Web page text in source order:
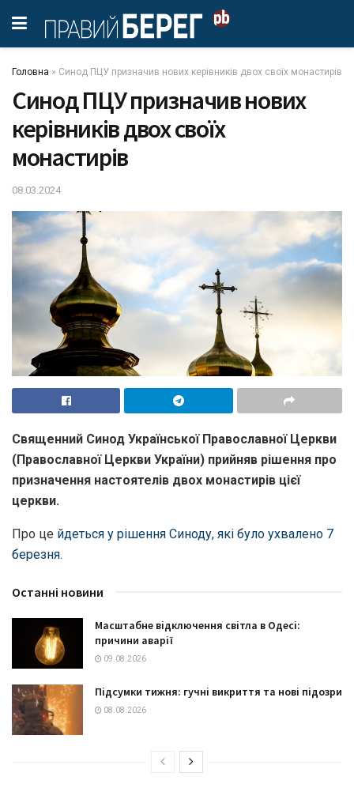
Головна » Синод ПЦУ призначив нових керівників двох своїх монастирів
Синод ПЦУ призначив нових
керівників двох своїх
монастирів
08.03.2024
Священний Синод Української Православної Церкви
(Православної Церкви України) прийняв рішення про
призначення настоятелів двох монастирів цієї
церкви.
Про це йдеться у рішення Синоду, які було ухвалено 7
березня.
Останні новини
Масштабне відключення світла в Одесі:
причини аварії
09.08.2026
Підсумки тижня: гучні викриття та нові підозри
08.08.2026